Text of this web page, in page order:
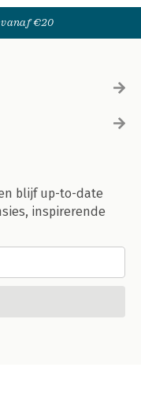
vanaf €20
blijf up-to-date
inspirerende